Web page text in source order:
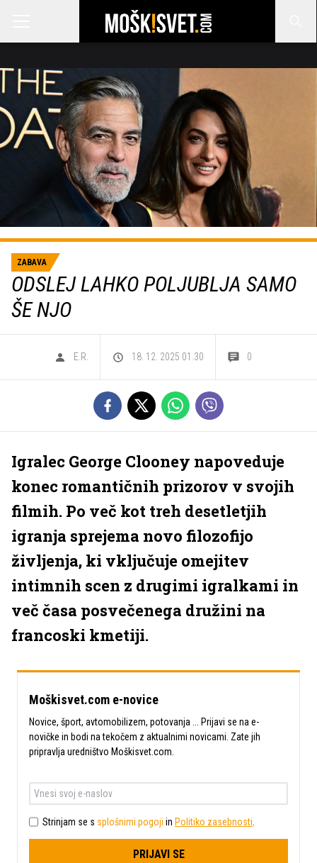
ZABAVA
ODSLEJ LAHKO POLJUBLJA SAMO
ŠE NJO
E.R. 18. 12. 2025 01.30 0
Igralec George Clooney napoveduje
konec romantičnih prizorov v svojih
filmih. Po več kot treh desetletjih
igranja sprejema novo filozofijo
življenja, ki vključuje omejitev
intimnih scen z drugimi igralkami in
več časa posvečenega družini na
francoski kmetiji.
Moškisvet.com e-novice
Novice, šport, avtomobilizem, potovanja ... Prijavi se na e-
novičke in bodi na tekočem z aktualnimi novicami. Zate jih
pripravlja uredništvo Moškisvet.com.
Strinjam se s splošnimi pogoji in Politiko zasebnosti
PRIJAVI SE